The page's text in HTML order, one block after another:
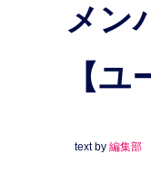
メン
【ユ
text by 編集部